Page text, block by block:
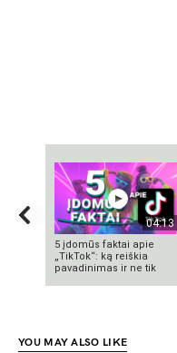
04:13
5 įdomūs faktai apie
„TikTok“: ką reiškia
pavadinimas ir ne tik
YOU MAY ALSO LIKE